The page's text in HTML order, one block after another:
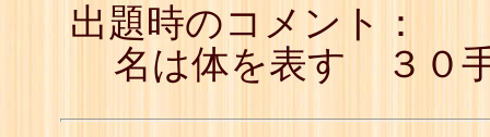
14☖
15☗
出題時のコメント：
名は体を表す ３０